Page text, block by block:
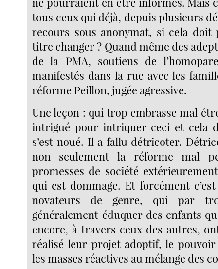
tous ceux qui déjà, depuis plusieurs
recours sous anonymat, si cela
titre changer ? Quand même des
de la PMA, soutiens de
manifestés dans la rue avec les
réforme Peillon, jugée agressive.
Une leçon : qui trop embrasse mal
intrigué pour intriquer ceci et cela
s’est noué. Il a fallu détricoter.
non seulement la réforme mal
promesses de société
qui est dommage. Et forcément
novateurs de genre, qui par
généralement éduquer des enfants
encore, à travers ceux des autres,
réalisé leur projet adoptif, le
les masses réactives au mélange des